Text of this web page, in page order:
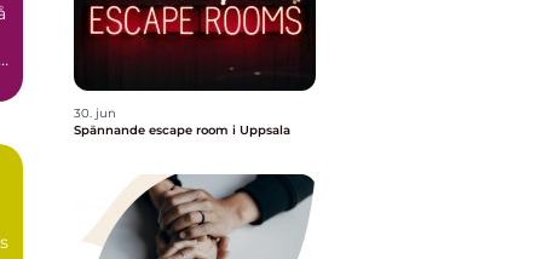
30. jun
Spännande escape room i Uppsala